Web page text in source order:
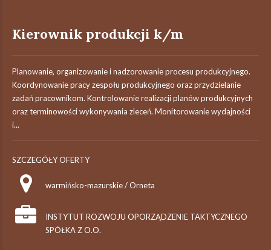
Kierownik produkcji k/m
Planowanie, organizowanie i nadzorowanie procesu produkcyjnego.
Koordynowanie pracy zespołu produkcyjnego oraz przydzielanie
zadań pracownikom. Kontrolowanie realizacji planów produkcyjnych
oraz terminowości wykonywania zleceń. Monitorowanie wydajności
i...
SZCZEGÓŁY OFERTY
warmińsko-mazurskie / Orneta
INSTYTUT ROZWOJU OPORZĄDZENIE TAKTYCZNEGO
SPÓŁKA Z O.O.